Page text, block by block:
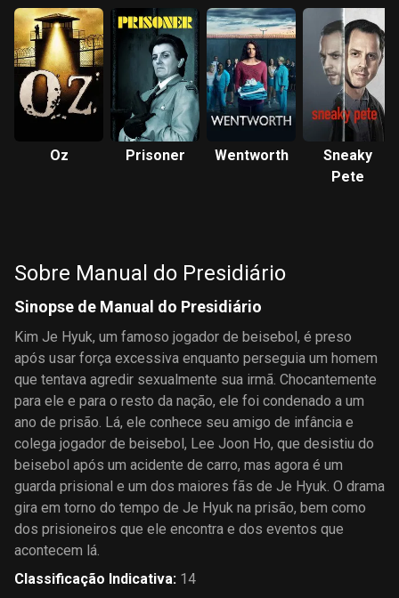
Oz Prisoner Wentworth
Sneaky
Pete
Sobre Manual do Presidiário
Sinopse de Manual do Presidiário
Kim Je Hyuk, um famoso jogador de beisebol, é preso
após usar força excessiva enquanto perseguia um homem
que tentava agredir sexualmente sua irmã. Chocantemente
para ele e para o resto da nação, ele foi condenado a um
ano de prisão. Lá, ele conhece seu amigo de infância e
colega jogador de beisebol, Lee Joon Ho, que desistiu do
beisebol após um acidente de carro, mas agora é um
guarda prisional e um dos maiores fãs de Je Hyuk. O drama
gira em torno do tempo de Je Hyuk na prisão, bem como
dos prisioneiros que ele encontra e dos eventos que
acontecem lá.
Classificação Indicativa: 14